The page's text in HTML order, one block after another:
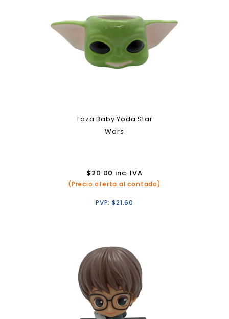
Taza Baby Yoda Star
Wars
$20.00 inc. IVA
(Precio oferta al contado)
PVP:$21.60